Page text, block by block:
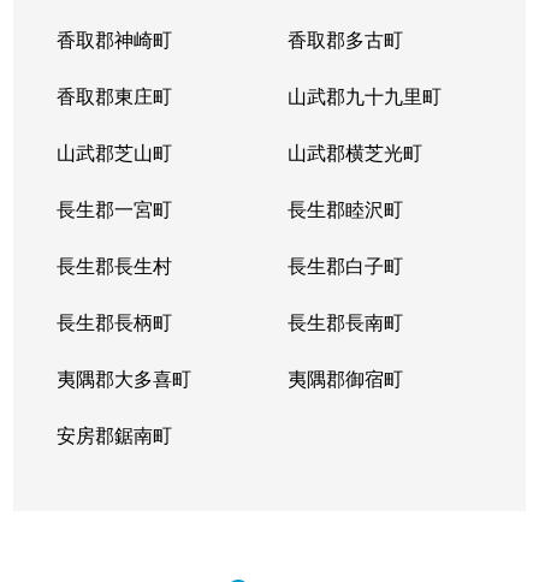
香取郡神崎町 香取郡多古町
香取郡東庄町 山武郡九十九里町
山武郡芝山町 山武郡横芝光町
長生郡一宮町 長生郡睦沢町
長生郡長生村 長生郡白子町
長生郡長柄町 長生郡長南町
夷隅郡大多喜町 夷隅郡御宿町
安房郡鋸南町